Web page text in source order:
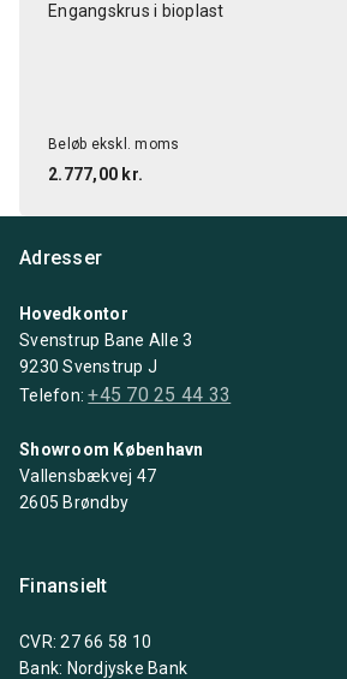
Engangskrus i bioplast
Beløb ekskl. moms
2.777,00 kr.
Adresser
Hovedkontor
Svenstrup Bane Alle 3
9230 Svenstrup J
Telefon:+45 70 25 44 33
Showroom København
Vallensbækvej 47
2605 Brøndby
Finansielt
CVR: 27 66 58 10
Bank: Nordjyske Bank